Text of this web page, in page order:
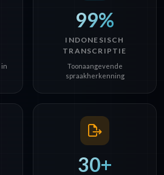
in
99%
INDONESISCH
TRANSCRIPTIE
Toonaangevende
spraakherkenning
30+